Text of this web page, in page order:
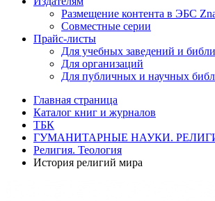
Размещение контента в ЭБС
Совместные серии
Прайс-листы
Для учебных заведений и
Для организаций
Для публичных и научных
Главная страница
Каталог книг и журналов
ТБК
ГУМАНИТАРНЫЕ НАУКИ.
Религия. Теология
История религий мира